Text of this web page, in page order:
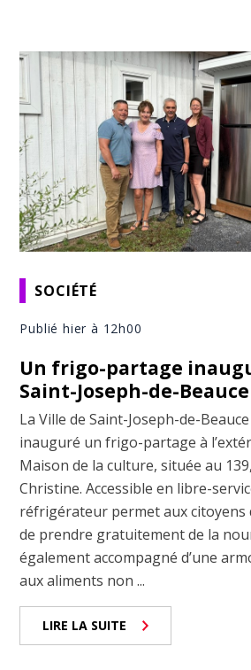
SOCIÉTÉ
Publié hier à 12h00
Un frigo-partage
Saint-Joseph-de-Beauce
La Ville de Saint-Joseph-de-
inauguré un frigo-partage à
Maison de la culture, située au
Christine. Accessible en libre-
réfrigérateur permet aux citoyens
de prendre gratuitement de la
également accompagné d’une
aux aliments non ...
LIRE LA SUITE